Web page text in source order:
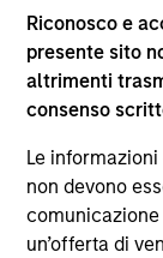
Riconosco e
presente sito
altrimenti
consenso
Le
non devono
un’offerta di
Atlanta
Atlanta
Guided by